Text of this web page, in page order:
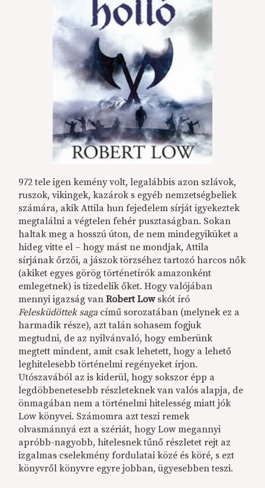
972 tele igen kemény volt, legalábbis azon szlávok,
ruszok, vikingek, kazárok s egyéb nemzetségbeliek
számára, akik Attila hun fejedelem sírját igyekeztek
megtalálni a végtelen fehér pusztaságban. Sokan
haltak meg a hosszú úton, de nem mindegyiküket a
hideg vitte el – hogy mást ne mondjak, Attila
sírjának őrzői, a jászok törzséhez tartozó harcos nők
(akiket egyes görög történetírók amazonként
emlegetnek) is tizedelik őket. Hogy valójában
mennyi igazság vanRobert Lowskót író
Felesküdöttek saga című sorozatában (melynek ez a
harmadik része), azt talán sohasem fogjuk
megtudni, de az nyilvánvaló, hogy emberünk
megtett mindent, amit csak lehetett, hogy a lehető
leghitelesebb történelmi regényeket írjon.
Utószavából az is kiderül, hogy sokszor épp a
legdöbbenetesebb részleteknek van valós alapja, de
önmagában nem a történelmi hitelesség miatt jók
Low könyvei. Számomra azt teszi remek
olvasmánnyá ezt a szériát, hogy Low megannyi
apróbb-nagyobb, hitelesnek tűnő részletet rejt az
izgalmas cselekmény fordulatai közé és köré, s ezt
könyvről könyvre egyre jobban, ügyesebben teszi.